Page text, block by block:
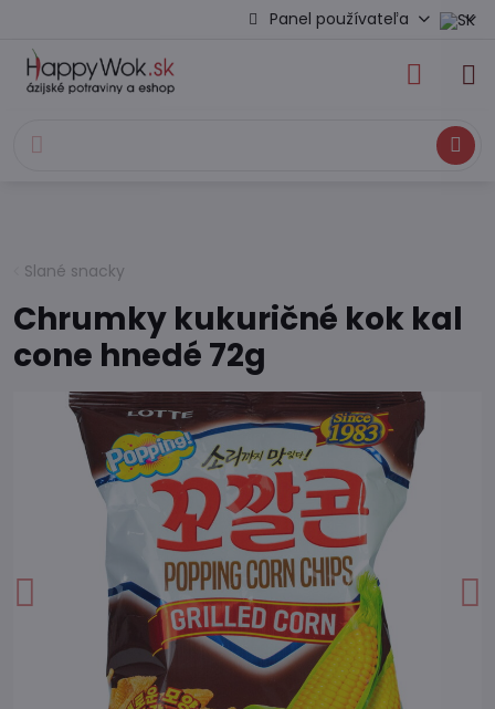
Panel používateľa
Hľadať
Slané snacky
Chrumky kukuričné kok kal
cone hnedé 72g